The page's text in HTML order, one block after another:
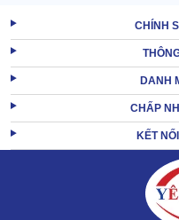
Khi sử dụng chế độ sấy
Tăng cường hiệu quả loại
CHÍNH
DANH
CHẤP
KẾT